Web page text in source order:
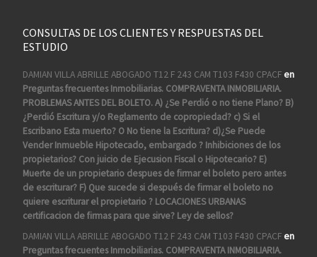
CONSULTAS DE LOS CLIENTES Y RESPUESTAS DEL
ESTUDIO
DAMIAN VILLA ABRILLE ABOGADO T12 F 243 CAM T103 F430 CPACFen
Preguntas frecuentes Inmobiliarias. COMPRAVENTA INMOBILIARIA.
PROBLEMAS ANTES DEL BOLETO. A) ¿Se Perdió o no tiene Plano? B)
¿Perdió Escritura y/o Reglamento de copropiedad? c) Si el
Escribano Esta muerto? O No tiene la Escritura? d)¿Se Puede
Vender Inmueble Hipotecado, embargado ? Inhibiciones de los
propietarios? Con juicio de Ejecusion Fiscal o Hipotecario? E)
Muerte de un propietario despues de firmar el boleto pero antes
de escriturar? F) Que sucede si después de firmar el boleto no
quiere escriturar el propietario ? LOCACIONES URBANAS
certificacion de firmas para que sirve? Ley de sellos?
DAMIAN VILLA ABRILLE ABOGADO T12 F 243 CAM T103 F430 CPACFen
Preguntas frecuentes Inmobiliarias. COMPRAVENTA INMOBILIARIA.